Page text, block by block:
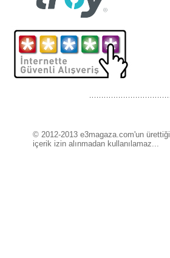
© 2012-2013 e3magaza.com'un ürettiği
içerik izin alınmadan kullanılamaz...